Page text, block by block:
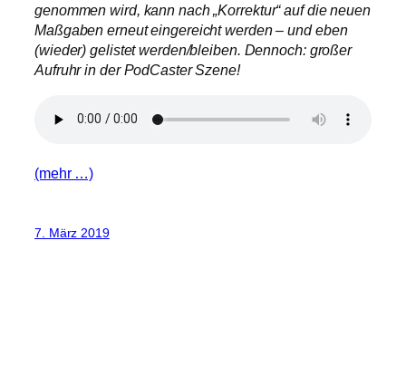
genommen wird, kann nach „Korrektur“ auf die neuen
Maßgaben erneut eingereicht werden – und eben
(wieder) gelistet werden/bleiben. Dennoch: großer
Aufruhr in der PodCaster Szene!
(mehr …)
7. März 2019